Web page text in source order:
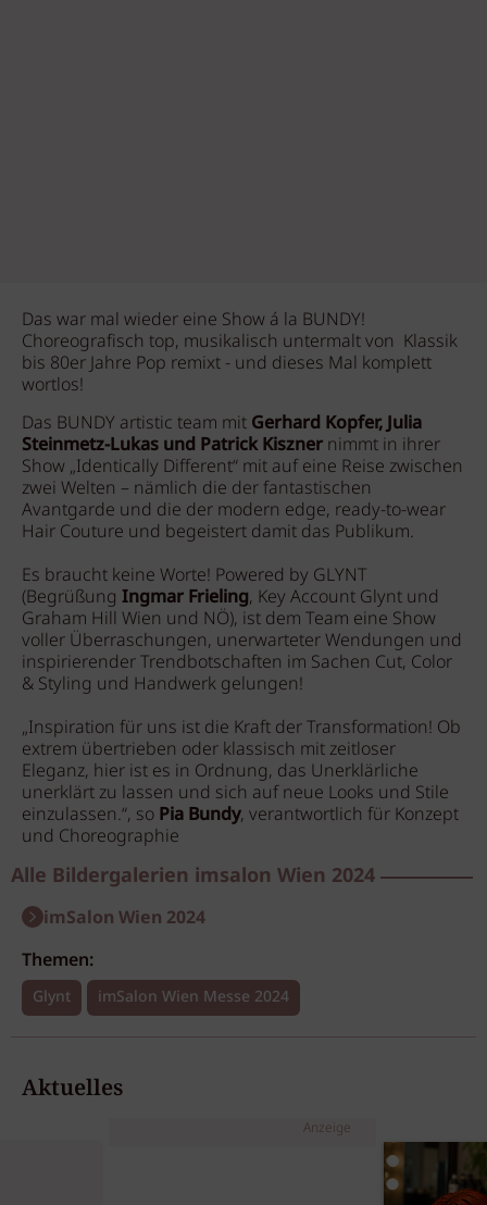
Das war mal wieder eine Show á la BUNDY!
Choreografisch top, musikalisch untermalt von Klassik
bis 80er Jahre Pop remixt - und dieses Mal komplett
wortlos!
Das BUNDY artistic team mit Gerhard Kopfer, Julia
Steinmetz-Lukas und Patrick Kiszner nimmt in ihrer
Show „Identically Different“ mit auf eine Reise zwischen
zwei Welten – nämlich die der fantastischen
Avantgarde und die der modern edge, ready-to-wear
Hair Couture und begeistert damit das Publikum.
Es braucht keine Worte! Powered by GLYNT
(Begrüßung Ingmar Frieling, Key Account Glynt und
Graham Hill Wien und NÖ), ist dem Team eine Show
voller Überraschungen, unerwarteter Wendungen und
inspirierender Trendbotschaften im Sachen Cut, Color
& Styling und Handwerk gelungen!
„Inspiration für uns ist die Kraft der Transformation! Ob
extrem übertrieben oder klassisch mit zeitloser
Eleganz, hier ist es in Ordnung, das Unerklärliche
unerklärt zu lassen und sich auf neue Looks und Stile
einzulassen.“, so Pia Bundy, verantwortlich für Konzept
und Choreographie
Alle Bildergalerien imsalon Wien 2024
imSalon Wien 2024
Themen:
Glynt imSalon Wien Messe 2024
Aktuelles
Anzeige